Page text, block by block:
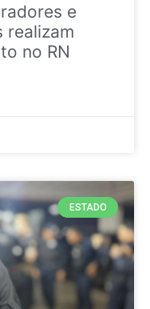
e
realizam
no RN
ESTADO